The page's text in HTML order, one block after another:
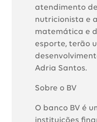
atendimento
nutricionista e
matemática e
esporte, terão
Adria Santos.
Sobre o BV
O banco BV é
instituições